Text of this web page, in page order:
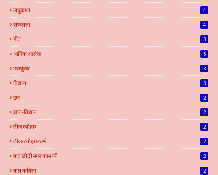
लघुकथा 4
सफलता 4
गीत 3
धार्मिक आलेख 3
महापुरुष 3
विज्ञान 3
छंद 2
ज्ञान-विज्ञान 2
तीज त्योहार 2
तीज-त्योहार-धर्म 2
बात छोटी मगर काम की 2
बाल कविता 2